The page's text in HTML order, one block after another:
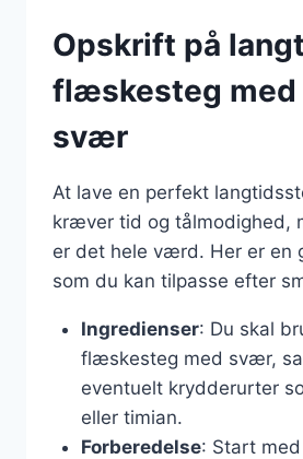
Opskrift på
flæskesteg med
svær
At lave en perfekt
kræver tid og tålmodighed,
er det hele værd. Her er en
som du kan tilpasse efter
Ingredienser: Du skal
flæskesteg med svær,
eventuelt krydderurter
eller timian.
Forberedelse: Start